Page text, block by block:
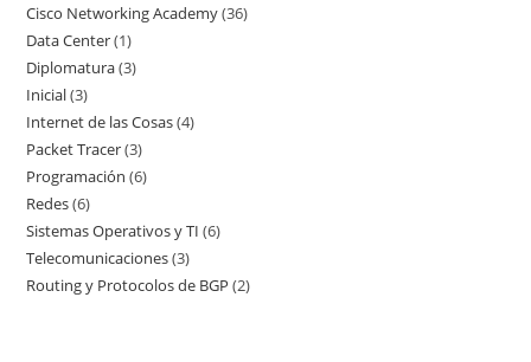
productos
Cisco Networking Academy 3636
Data Center 11
producto
Diplomatura 33
Inicial 33
productos
Internet de las Cosas 44
Packet Tracer 33
productos
Programación 66
Redes 66
productos
Sistemas Operativos y TI 66
Telecomunicaciones 33
productos
Routing y Protocolos de BGP 22